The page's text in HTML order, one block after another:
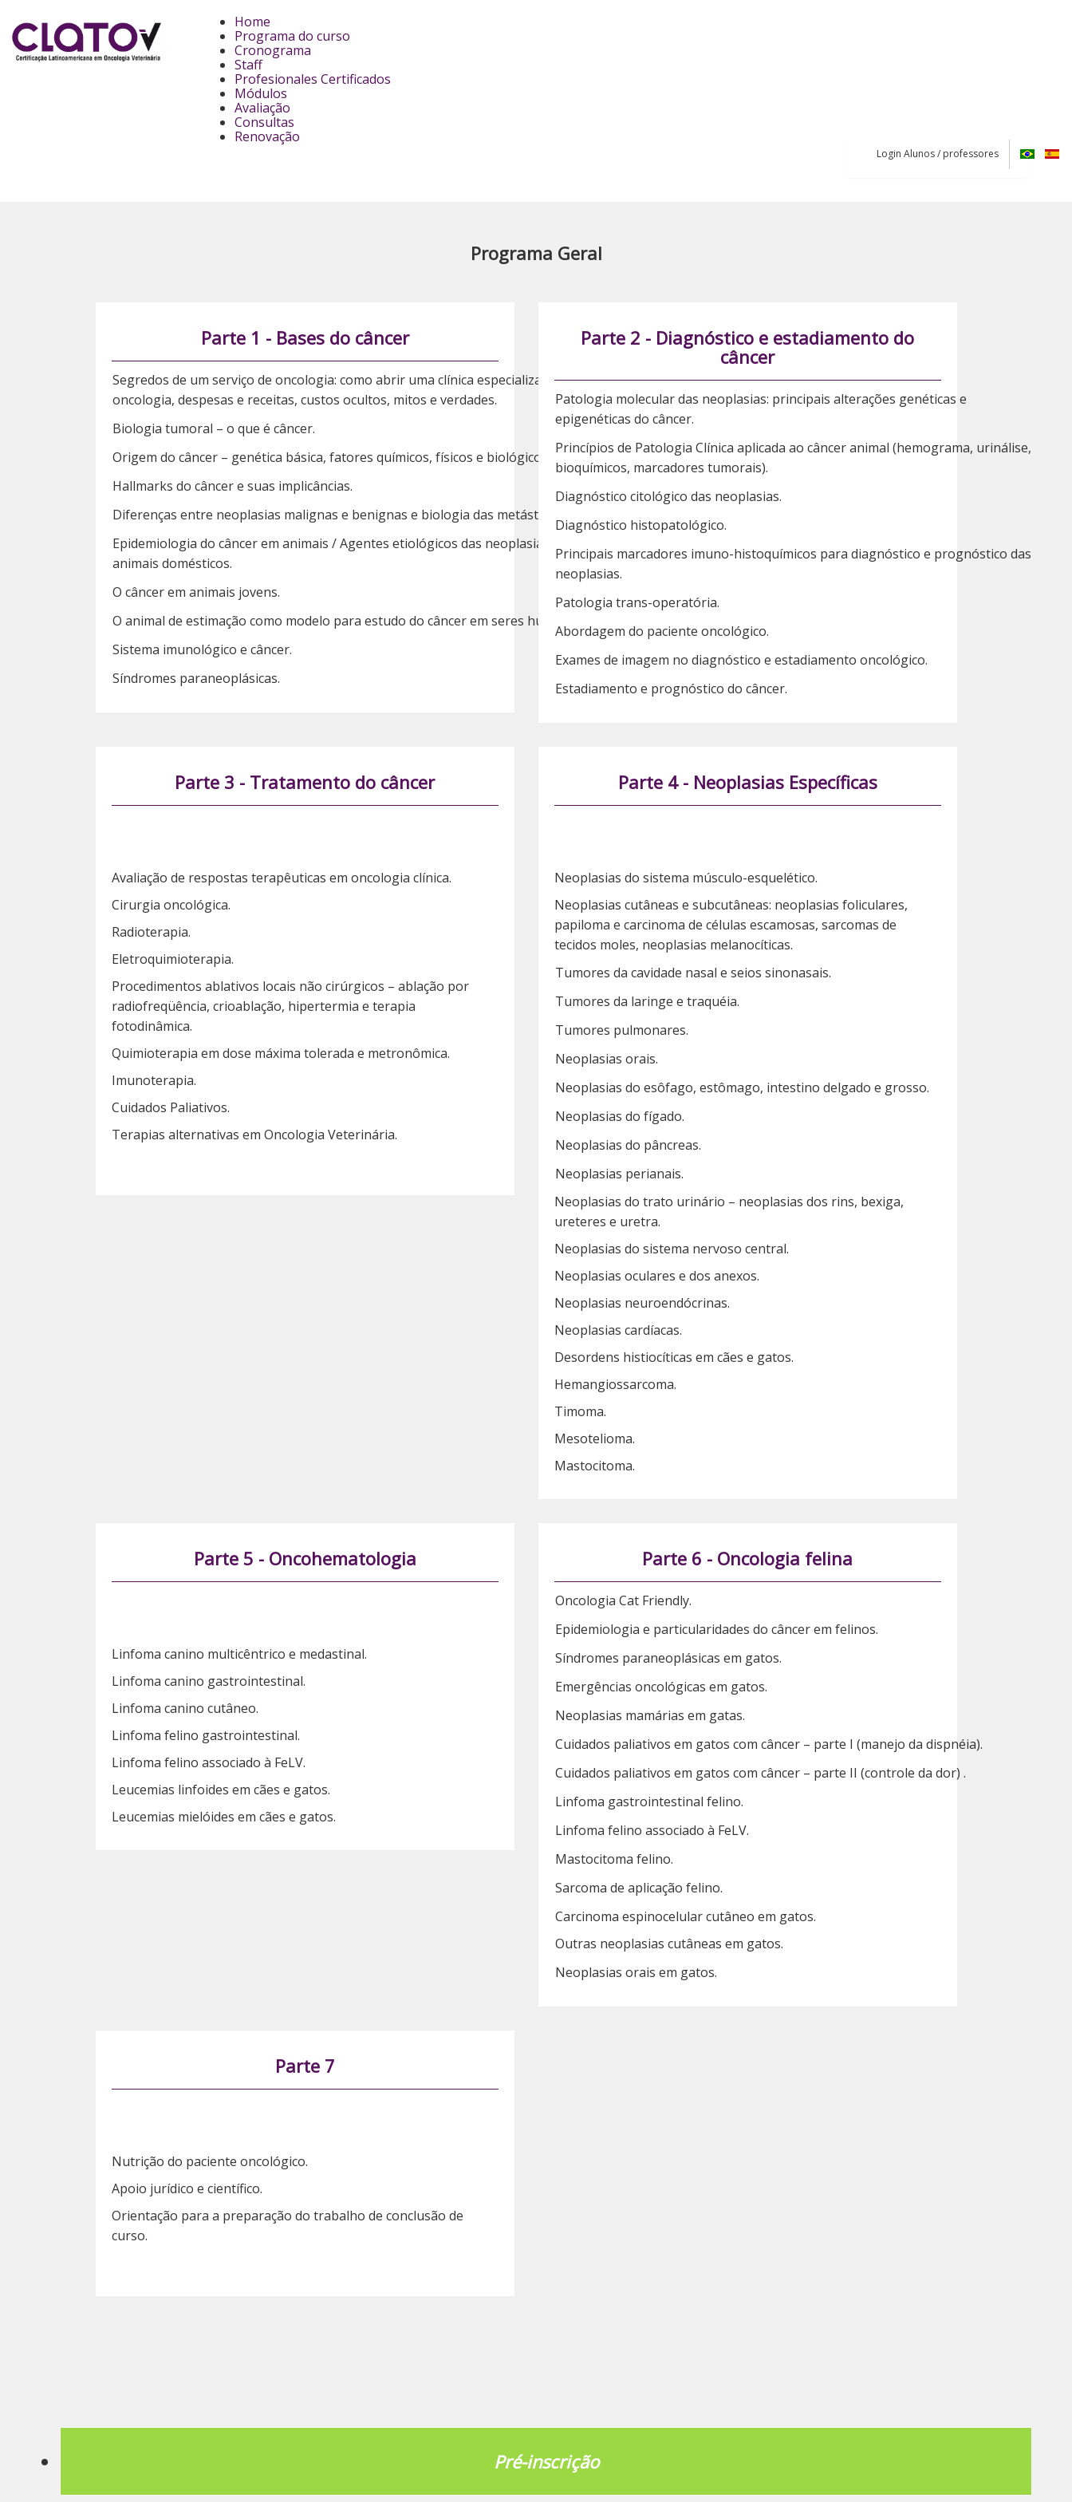
Home
Programa do curso
Cronograma
Staff
Profesionales Certificados
Módulos
Avaliação
Consultas
Renovação
Login Alunos / professores
Programa Geral
Parte 1 - Bases do câncer
Segredos de um serviço de oncologia: como abrir uma clínica especializada em
oncologia, despesas e receitas, custos ocultos, mitos e verdades.
Biologia tumoral – o que é câncer.
Origem do câncer – genética básica, fatores químicos, físicos e biológicos.
Hallmarks do câncer e suas implicâncias.
Diferenças entre neoplasias malignas e benignas e biologia das metástases*.
Epidemiologia do câncer em animais / Agentes etiológicos das neoplasias em
animais domésticos.
O câncer em animais jovens.
O animal de estimação como modelo para estudo do câncer em seres humanos.
Sistema imunológico e câncer.
Síndromes paraneoplásicas.
Parte 2 - Diagnóstico e estadiamento do
câncer
Patologia molecular das neoplasias: principais alterações genéticas e
epigenéticas do câncer.
Princípios de Patologia Clínica aplicada ao câncer animal (hemograma, urinálise,
bioquímicos, marcadores tumorais).
Diagnóstico citológico das neoplasias.
Diagnóstico histopatológico.
Principais marcadores imuno-histoquímicos para diagnóstico e prognóstico das
neoplasias.
Patologia trans-operatória.
Abordagem do paciente oncológico.
Exames de imagem no diagnóstico e estadiamento oncológico.
Estadiamento e prognóstico do câncer.
Parte 3 - Tratamento do câncer
Avaliação de respostas terapêuticas em oncologia clínica.
Cirurgia oncológica.
Radioterapia.
Eletroquimioterapia.
Procedimentos ablativos locais não cirúrgicos – ablação por
radiofreqüência, crioablação, hipertermia e terapia
fotodinâmica.
Quimioterapia em dose máxima tolerada e metronômica.
Imunoterapia.
Cuidados Paliativos.
Terapias alternativas em Oncologia Veterinária.
Parte 4 - Neoplasias Específicas
Neoplasias do sistema músculo-esquelético.
Neoplasias cutâneas e subcutâneas: neoplasias foliculares,
papiloma e carcinoma de células escamosas, sarcomas de
tecidos moles, neoplasias melanocíticas.
Tumores da cavidade nasal e seios sinonasais.
Tumores da laringe e traquéia.
Tumores pulmonares.
Neoplasias orais.
Neoplasias do esôfago, estômago, intestino delgado e grosso.
Neoplasias do fígado.
Neoplasias do pâncreas.
Neoplasias perianais.
Neoplasias do trato urinário – neoplasias dos rins, bexiga,
ureteres e uretra.
Neoplasias do sistema nervoso central.
Neoplasias oculares e dos anexos.
Neoplasias neuroendócrinas.
Neoplasias cardíacas.
Desordens histiocíticas em cães e gatos.
Hemangiossarcoma.
Timoma.
Mesotelioma.
Mastocitoma.
Parte 5 - Oncohematologia
Linfoma canino multicêntrico e medastinal.
Linfoma canino gastrointestinal.
Linfoma canino cutâneo.
Linfoma felino gastrointestinal.
Linfoma felino associado à FeLV.
Leucemias linfoides em cães e gatos.
Leucemias mielóides em cães e gatos.
Parte 6 - Oncologia felina
Oncologia Cat Friendly.
Epidemiologia e particularidades do câncer em felinos.
Síndromes paraneoplásicas em gatos.
Emergências oncológicas em gatos.
Neoplasias mamárias em gatas.
Cuidados paliativos em gatos com câncer – parte I (manejo da dispnéia).
Cuidados paliativos em gatos com câncer – parte II (controle da dor) .
Linfoma gastrointestinal felino.
Linfoma felino associado à FeLV.
Mastocitoma felino.
Sarcoma de aplicação felino.
Carcinoma espinocelular cutâneo em gatos.
Outras neoplasias cutâneas em gatos.
Neoplasias orais em gatos.
Parte 7
Nutrição do paciente oncológico.
Apoio jurídico e científico.
Orientação para a preparação do trabalho de conclusão de
curso.
Pré-inscrição